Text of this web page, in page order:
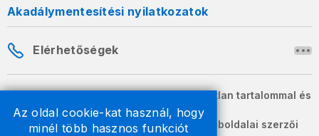
Az oldal cookie-kat használ, hogy
minél több hasznos funkciót
Akadálymentesítési nyilatkozatok
Elérhetőségek
A honlapon szereplő információk változatlan tartalommal és
formában szabadon terjeszthetők.
2026 © A Nemzeti Adó- és Vámhivatal weboldalai szerzői